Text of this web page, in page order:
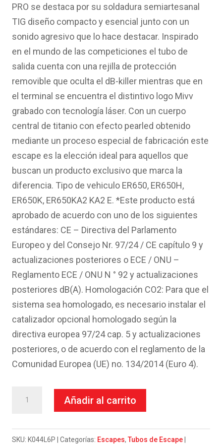
PRO se destaca por su soldadura semiartesanal
TIG diseño compacto y esencial junto con un
sonido agresivo que lo hace destacar. Inspirado
en el mundo de las competiciones el tubo de
salida cuenta con una rejilla de protección
removible que oculta el dB-killer mientras que en
el terminal se encuentra el distintivo logo Mivv
grabado con tecnología láser. Con un cuerpo
central de titanio con efecto pearled obtenido
mediante un proceso especial de fabricación este
escape es la elección ideal para aquellos que
buscan un producto exclusivo que marca la
diferencia. Tipo de vehiculo ER650, ER650H,
ER650K, ER650KA2 KA2 E. *Este producto está
aprobado de acuerdo con uno de los siguientes
estándares: CE – Directiva del Parlamento
Europeo y del Consejo Nr. 97/24 / CE capítulo 9 y
actualizaciones posteriores o ECE / ONU –
Reglamento ECE / ONU N ° 92 y actualizaciones
posteriores dB(A). Homologación CO2: Para que el
sistema sea homologado, es necesario instalar el
catalizador opcional homologado según la
directiva europea 97/24 cap. 5 y actualizaciones
posteriores, o de acuerdo con el reglamento de la
Comunidad Europea (UE) no. 134/2014 (Euro 4).
system
Añadir al carrito
SKU: K044L6P Categorías: Escapes,Tubos de Escape